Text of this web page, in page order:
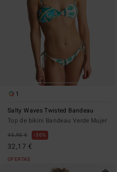
1
Salty Waves Twisted Bandeau
Top de bikini Bandeau Verde Mujer
45,95 € 30%
32,17 €
OFERTAS